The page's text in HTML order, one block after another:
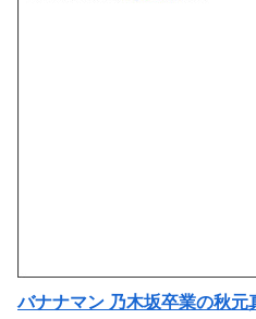
バナナマン 乃木坂卒業の秋元